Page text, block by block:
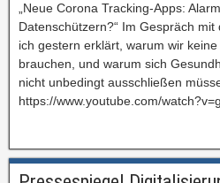
„Neue Corona Tracking-Apps:
Datenschützern?“ Im Gespräch
ich gestern erklärt, warum wir
brauchen, und warum sich
nicht unbedingt ausschließen
https://www.youtube.com/